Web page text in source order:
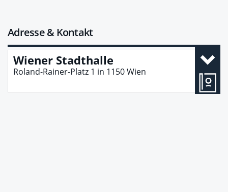
Adresse & Kontakt
Wiener Stadthalle
Roland-Rainer-Platz 1 in 1150Wien